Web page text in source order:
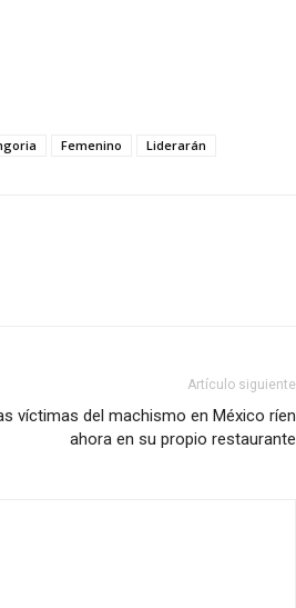
Femenino Liderarán
Artículo siguiente
víctimas del machismo en México ríen
ahora en su propio restaurante